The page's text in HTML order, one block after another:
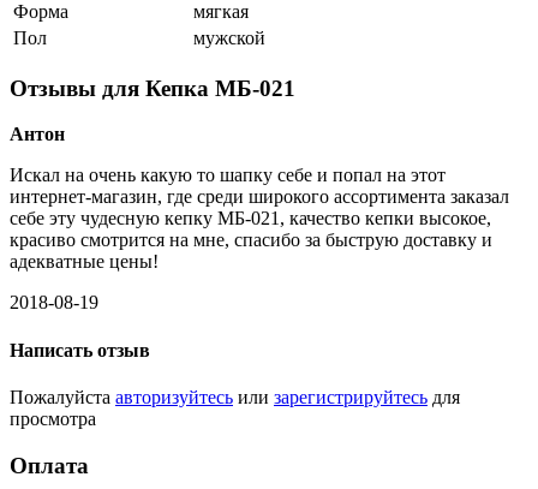
Форма
мягкая
Пол
мужской
Отзывы для Кепка МБ-021
Антон
Искал на очень какую то шапку себе и попал на этот
интернет-магазин, где среди широкого ассортимента заказал
себе эту чудесную кепку МБ-021, качество кепки высокое,
красиво смотрится на мне, спасибо за быструю доставку и
адекватные цены!
2018-08-19
Написать отзыв
Пожалуйста авторизуйтесь или зарегистрируйтесь для
просмотра
Оплата